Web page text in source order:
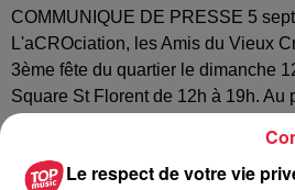
COMMUNIQUE DE PRESSE 5
L'aCROciation, les Amis du Vieux
3ème fête du quartier le dimanche
Square St Florent de 12h à 19h. Au
nique partagé, une scène musicale,
zone de troc et des surprises
convivialité, de la solidarité et de
Le respect de votre vie